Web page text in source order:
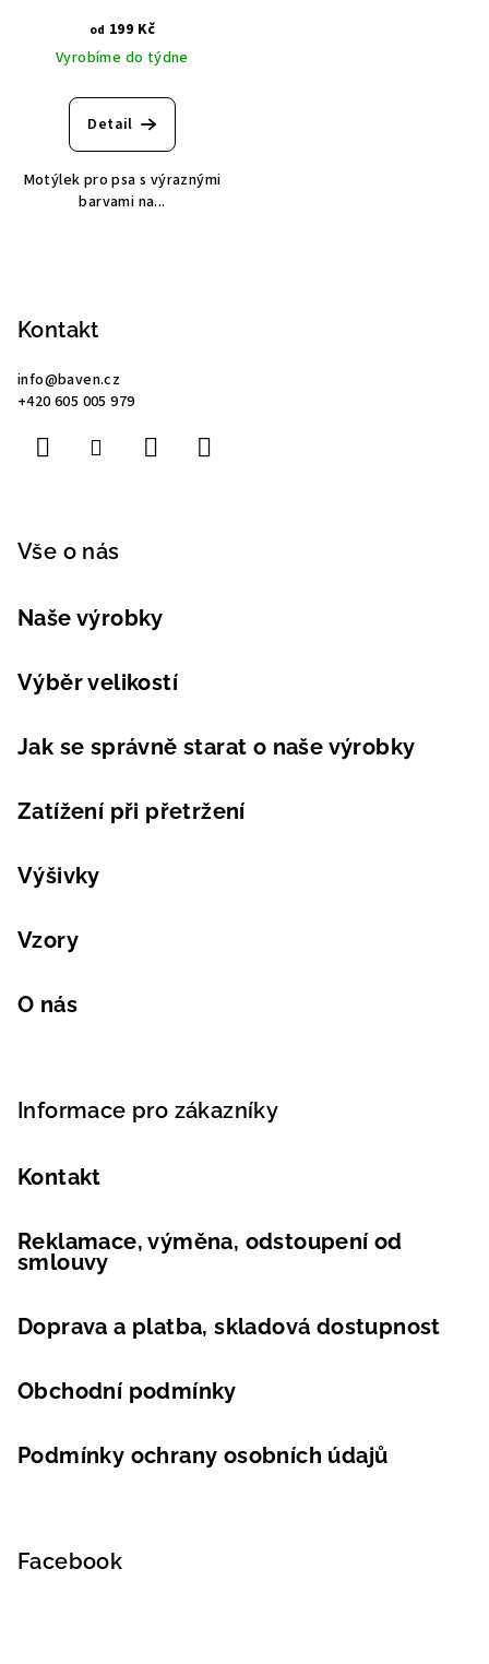
od 199 Kč
Vyrobíme do týdne
Detail
Motýlek pro psa s výraznými
barvami na...
Kontakt
info@baven.cz
+420 605 005 979
Vše o nás
Naše výrobky
Výběr velikostí
Jak se správně starat o naše výrobky
Zatížení při přetržení
Výšivky
Vzory
O nás
Informace pro zákazníky
Kontakt
Reklamace, výměna, odstoupení od
smlouvy
Doprava a platba, skladová dostupnost
Obchodní podmínky
Podmínky ochrany osobních údajů
Facebook